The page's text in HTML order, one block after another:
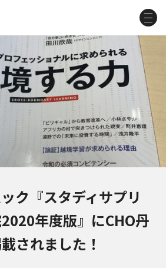
ク『スタディサプリ
年度版』にCHO丹
されました！